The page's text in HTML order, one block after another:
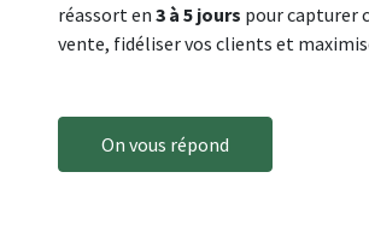
réassort en 3 à 5 jours pour capturer
vente, fidéliser vos clients et
On vous répond